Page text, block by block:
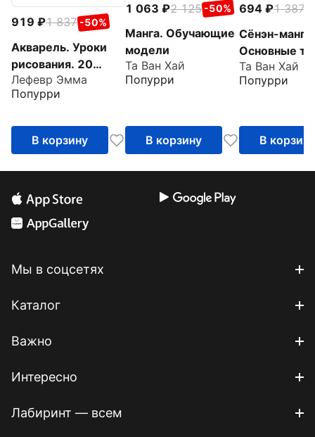
919 1 837 -50%
Акварель. Уроки
рисования. 20
обучающих занятий
для удовольствия и
Лефевр Эмма
Попурри
В корзину
1 063 2 125 -50%
Манга. Обучающие
модели
Та Ван Хай
Попурри
В корзину
694 1 387
Сёнэн-манга.
Основные
Та Ван Хай
Попурри
В корзину
Мы в соцсетях
Каталог
Важно
Интересно
Лабиринт — всем